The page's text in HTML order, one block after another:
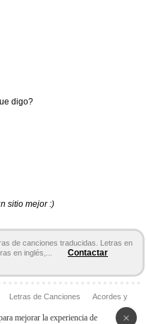
digo?
sitio mejor :)
de canciones traducidas. Letras en
en inglés,...
Contactar
Letras de Canciones
Acordes y
×
mejorar la experiencia de